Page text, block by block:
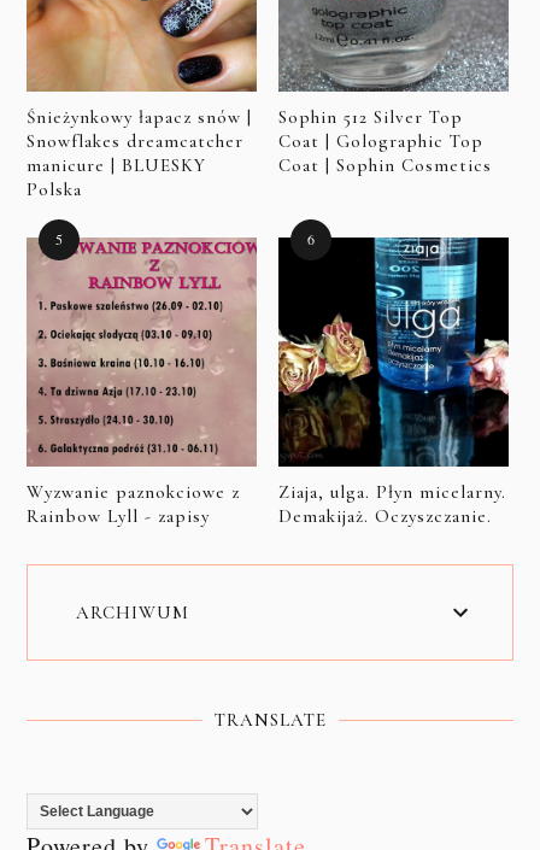
Śnieżynkowy łapacz snów |
Snowflakes dreamcatcher
manicure | BLUESKY
Polska
Sophin 512 Silver Top
Coat | Golographic Top
Coat | Sophin Cosmetics
Wyzwanie paznokciowe z
Rainbow Lyll - zapisy
Ziaja, ulga. Płyn micelarny.
Demakijaż. Oczyszczanie.
ARCHIWUM
TRANSLATE